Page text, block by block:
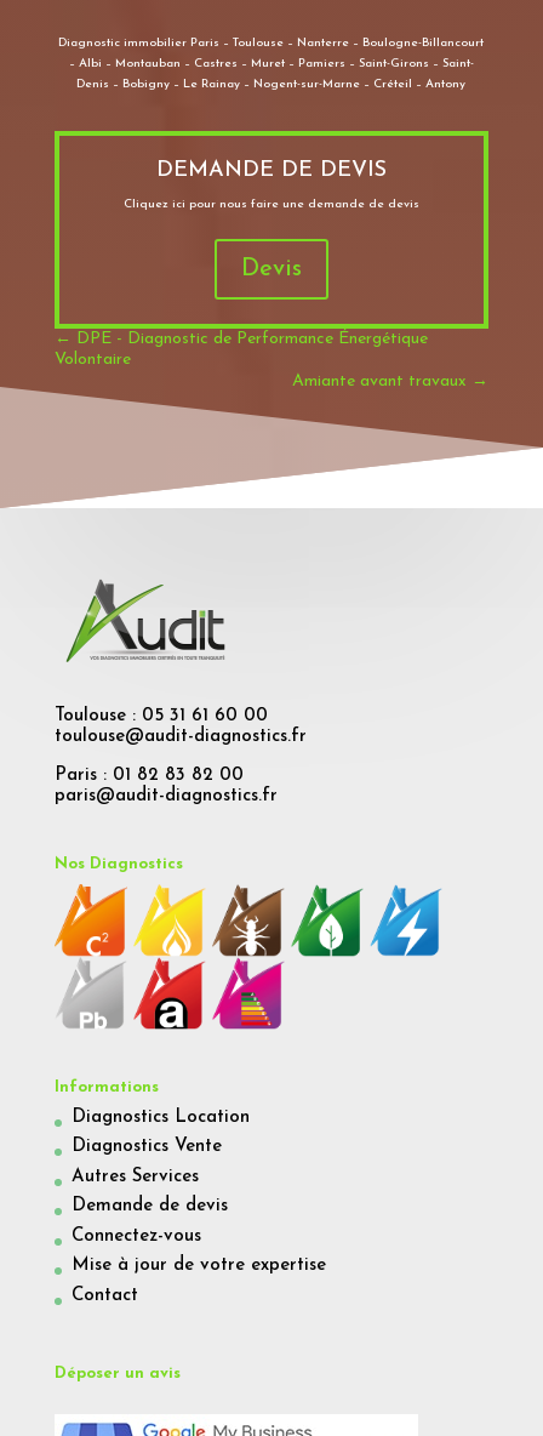
Diagnostic immobilier Paris – Toulouse – Nanterre – Boulogne-Billancourt
– Albi – Montauban – Castres – Muret – Pamiers – Saint-Girons – Saint-
Denis – Bobigny – Le Rainay – Nogent-sur-Marne – Créteil – Antony
DEMANDE DE DEVIS
Cliquez ici pour nous faire une demande de devis
Devis
←
DPE - Diagnostic de Performance Énergétique
Volontaire
Amiante avant travaux →
Toulouse : 05 31 61 60 00
toulouse@audit-diagnostics.fr
Paris : 01 82 83 82 00
paris@audit-diagnostics.fr
Nos Diagnostics
Informations
Diagnostics Location
Diagnostics Vente
Autres Services
Demande de devis
Connectez-vous
Mise à jour de votre expertise
Contact
Déposer un avis